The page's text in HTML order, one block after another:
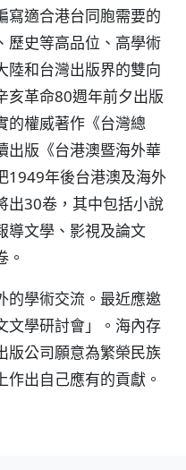
寫適合港台同胞需要的
歷史等高品位、高學術
陸和台灣出版界的雙向
亥革命80週年前夕出版
的權威著作《台灣總
出版《台港澳暨海外華
1949年後台港澳及海外
出30卷，其中包括小說
導文學、影視及論文
。
的學術交流。最近應邀
文學研討會」。海內存
版公司願意為繁榮民族
出自己應有的貢獻。